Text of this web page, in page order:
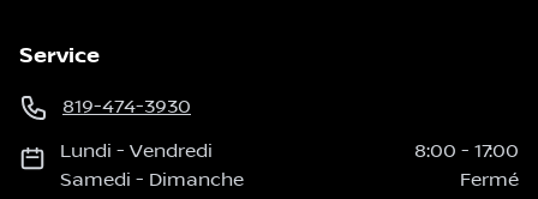
Service
819-474-3930
Lundi -Vendredi 8:00 - 17:00
Samedi - Dimanche Fermé